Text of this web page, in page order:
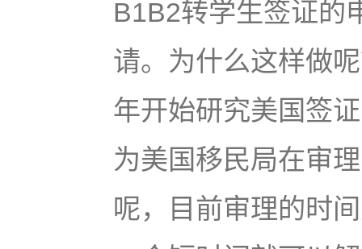
B1B2转学生签证的
请。为什么这样做
年开始研究美国签
为美国移民局在审
呢，目前审理的时